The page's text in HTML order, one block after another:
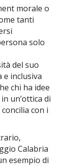
morale o
tanti
solo
del suo
e inclusiva
chi ha idee
un’ottica di
con i
Calabria
esempio di